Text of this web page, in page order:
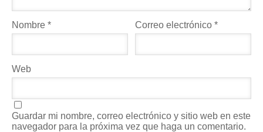
Nombre * Correo electrónico*
Web
Guardar mi nombre, correo electrónico y sitio web en este
navegador para la próxima vez que haga un comentario.